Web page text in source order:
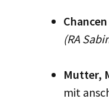
(RA
Mutter,
mit